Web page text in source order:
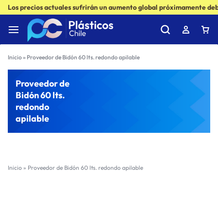
Los precios actuales sufrirán un aumento global próximamente
Inicio» Proveedor de Bidón 60 lts. redondo apilable
Proveedor de
Bidón 60 lts.
redondo
apilable
Inicio » Proveedor de Bidón 60 lts. redondo apilable